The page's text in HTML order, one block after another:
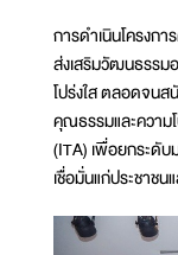
การดำเนินโครงก
ส่งเสริมวัฒนธรรม
โปร่งใส ตลอดจนส
คุณธรรมและความ
(ITA) เพื่อยกระดั
เชื่อมั่นแก่ประชาช